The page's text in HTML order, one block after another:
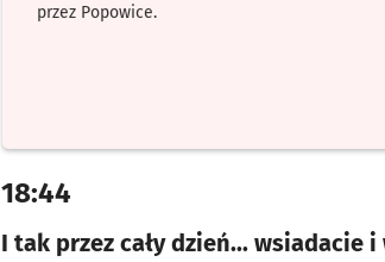
przez Popowice.
18:44
I tak przez cały dzień...